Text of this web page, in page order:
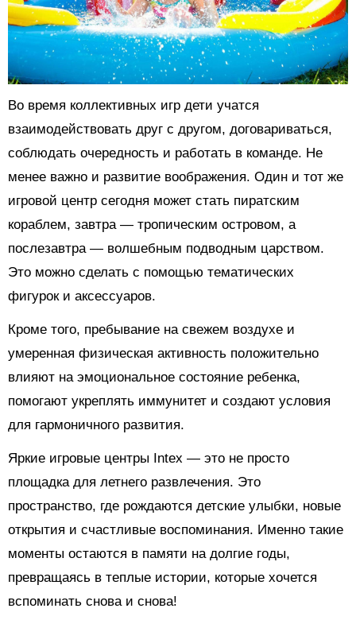
Во время коллективных игр дети учатся
взаимодействовать друг с другом, договариваться,
соблюдать очередность и работать в команде. Не
менее важно и развитие воображения. Один и тот же
игровой центр сегодня может стать пиратским
кораблем, завтра — тропическим островом, а
послезавтра — волшебным подводным царством.
Это можно сделать с помощью тематических
фигурок и аксессуаров.
Кроме того, пребывание на свежем воздухе и
умеренная физическая активность положительно
влияют на эмоциональное состояние ребенка,
помогают укреплять иммунитет и создают условия
для гармоничного развития.
Яркие игровые центры Intex — это не просто
площадка для летнего развлечения. Это
пространство, где рождаются детские улыбки, новые
открытия и счастливые воспоминания. Именно такие
моменты остаются в памяти на долгие годы,
превращаясь в теплые истории, которые хочется
вспоминать снова и снова!